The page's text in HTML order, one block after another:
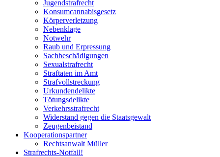
Jugendstrafrecht
Konsumcannabisgesetz
Körperverletzung
Nebenklage
Notwehr
Raub und Erpressung
Sachbeschädigungen
Sexualstrafrecht
Straftaten im Amt
Strafvollstreckung
Urkundendelikte
Tötungsdelikte
Verkehrsstrafrecht
Widerstand gegen die Staatsgewalt
Zeugenbeistand
Kooperationspartner
Rechtsanwalt Müller
Strafrechts-Notfall!